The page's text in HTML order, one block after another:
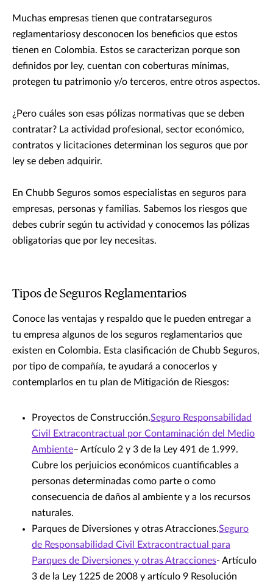
Muchas empresas tienen que contratarseguros
reglamentariosy desconocen los beneficios que estos
tienen en Colombia. Estos se caracterizan porque son
definidos por ley, cuentan con coberturas mínimas,
protegen tu patrimonio y/o terceros, entre otros aspectos.
¿Pero cuáles son esas pólizas normativas que se deben
contratar? La actividad profesional, sector económico,
contratos y licitaciones determinan los seguros que por
ley se deben adquirir.
En Chubb Seguros somos especialistas en seguros para
empresas, personas y familias. Sabemos los riesgos que
debes cubrir según tu actividad y conocemos las pólizas
obligatorias que por ley necesitas.
Tipos de Seguros Reglamentarios
Conoce las ventajas y respaldo que le pueden entregar a
tu empresa algunos de los seguros reglamentarios que
existen en Colombia. Esta clasificación de Chubb Seguros,
por tipo de compañía, te ayudará a conocerlos y
contemplarlos en tu plan de Mitigación de Riesgos:
Proyectos de Construcción.Seguro Responsabilidad
Civil Extracontractual por Contaminación del Medio
Ambiente– Artículo 2 y 3 de la Ley 491 de 1.999.
Cubre los perjuicios económicos cuantificables a
personas determinadas como parte o como
consecuencia de daños al ambiente y a los recursos
naturales.
Parques de Diversiones y otras Atracciones.Seguro
de Responsabilidad Civil Extracontractual para
Parques de Diversiones y otras Atracciones- Artículo
3 de la Ley 1225 de 2008 y artículo 9 Resolución